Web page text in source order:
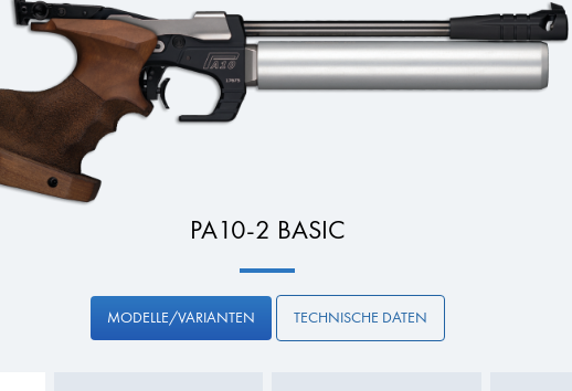
PA10-2 BASIC
MODELLE/VARIANTEN TECHNISCHE DATEN